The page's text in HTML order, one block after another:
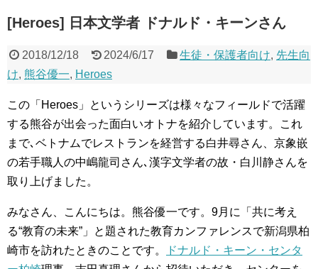
[Heroes] 日本文学者 ドナルド・キーンさん
2018/12/18 2024/6/17 生徒・保護者向け, 先生向
け, 熊谷優一, Heroes
この「Heroes」というシリーズは様々なフィールドで活躍
する熊谷が出会った面白いオトナを紹介しています。これ
まで､ベトナムでレストランを経営する白井尋さん、京象嵌
の若手職人の中嶋龍司さん､漢字文学者の故・白川静さんを
取り上げました。
みなさん、こんにちは。熊谷優一です。9月に「共に考え
る“教育の未来”」と題された教育カンファレンスで新潟県柏
崎市を訪れたときのことです。
ドナルド・キーン・センタ